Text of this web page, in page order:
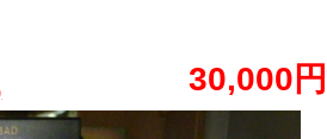
30,000円